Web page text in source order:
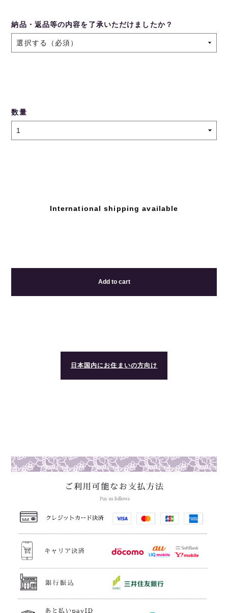
納品・返品等の内容を了承いただけましたか？
数量
International shipping available
Add to cart
日本国内にお住まいの方向け